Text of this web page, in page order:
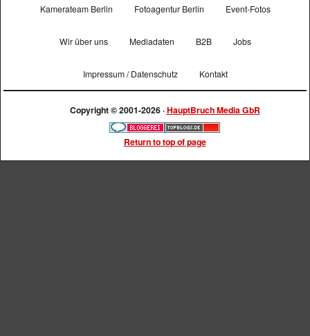
Kamerateam Berlin Fotoagentur Berlin Event-Fotos
Wir über uns Mediadaten B2B Jobs
Impressum / Datenschutz Kontakt
Copyright © 2001-2026 ·HauptBruch Media GbR
Return to top of page